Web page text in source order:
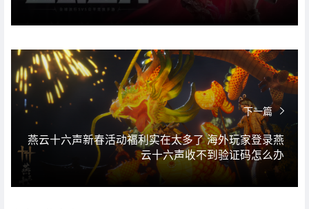
下一篇
燕云十六声新春活动福利实在太多了 海外玩家登录燕
云十六声收不到验证码怎么办